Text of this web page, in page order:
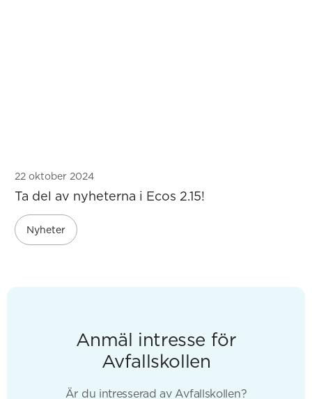
22 oktober 2024
Ta del av nyheterna i Ecos 2.15!
Nyheter
Anmäl intresse för
Avfallskollen
Är du intresserad av Avfallskollen?